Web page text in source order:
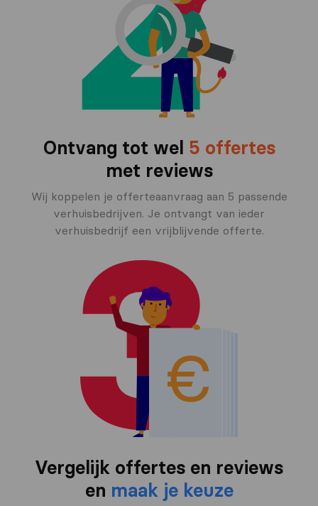
Ontvang tot wel 5 offertes
met reviews
Wij koppelen je offerteaanvraag aan 5 passende
verhuisbedrijven. Je ontvangt van ieder
verhuisbedrijf een vrijblijvende offerte.
Vergelijk offertes en reviews
en maak je keuze